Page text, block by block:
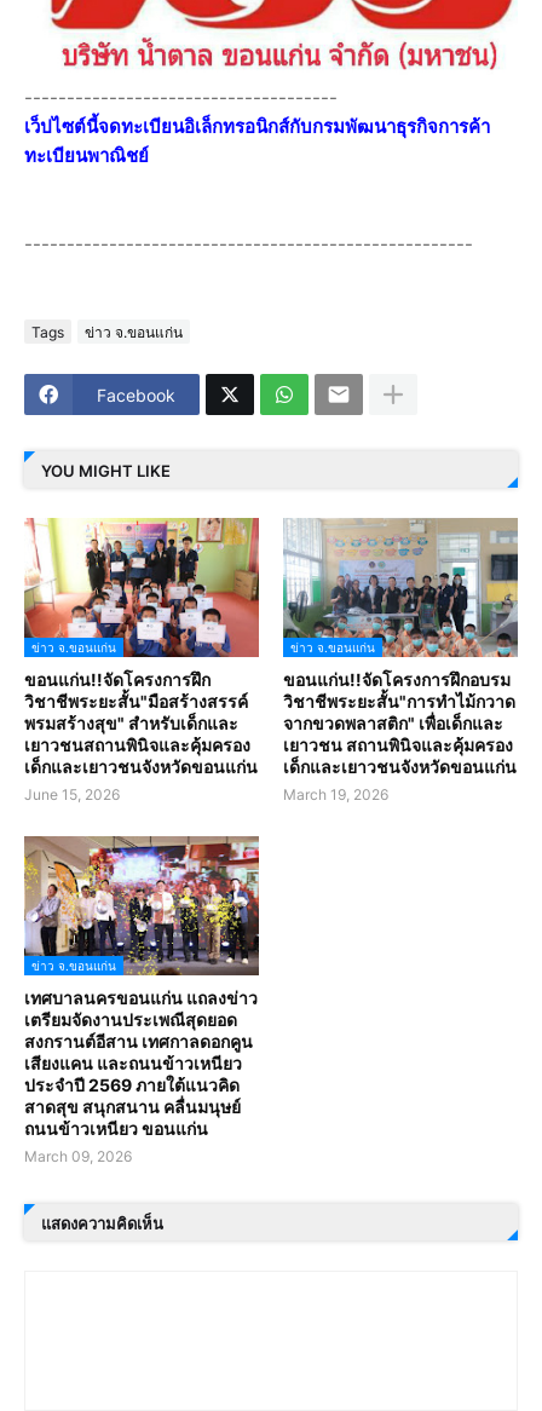
-------------------------------------
เว็ปไซต์นี้จดทะเบียนอิเล็กทรอนิกส์กับกรมพัฒนาธุรกิจการค้า
ทะเบียนพาณิชย์
-----------------------------------------------------
Tags ข่าว จ.ขอนแก่น
Facebook
YOU MIGHT LIKE
ข่าว จ.ขอนแก่น
ขอนแก่น!!จัดโครงการฝึก
วิชาชีพระยะสั้น"มือสร้างสรรค์
พรมสร้างสุข" สำหรับเด็กและ
เยาวชนสถานพินิจและคุ้มครอง
เด็กและเยาวชนจังหวัดขอนแก่น
June 15, 2026
ข่าว จ.ขอนแก่น
ขอนแก่น!!จัดโครงการฝึกอบรม
วิชาชีพระยะสั้น"การทำไม้กวาด
จากขวดพลาสติก" เพื่อเด็กและ
เยาวชน สถานพินิจและคุ้มครอง
เด็กและเยาวชนจังหวัดขอนแก่น
March 19, 2026
ข่าว จ.ขอนแก่น
เทศบาลนครขอนแก่น แถลงข่าว
เตรียมจัดงานประเพณีสุดยอด
สงกรานต์อีสาน เทศกาลดอกคูน
เสียงแคน และถนนข้าวเหนียว
ประจำปี 2569 ภายใต้แนวคิด
สาดสุข สนุกสนาน คลื่นมนุษย์
ถนนข้าวเหนียว ขอนแก่น
March 09, 2026
แสดงความคิดเห็น